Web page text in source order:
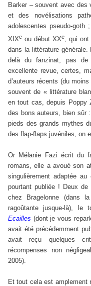
Barker – souvent avec
et des novélisations
adolescentes pseudo-goth
XIXe ou début XXe, qui ont
dans la littérature
delà du fanzinat, pas de
excellente revue, certes,
d’auteurs récents (du
souvent de « littérature
en tout cas, depuis Poppy
des bons auteurs, bien sûr
pieds des grands mythes
des flap-flaps juvéniles, on
Or Mélanie Fazi écrit du
romans, elle a avoué son
singulièrement adaptée
pourtant publiée ! Deux
chez Bragelonne (dans
ragoûtante jusque-là), le
Ecailles (dont je vous
avait été précédemment
avait reçu quelques
récompenses non
2005).
Et tout cela est amplement